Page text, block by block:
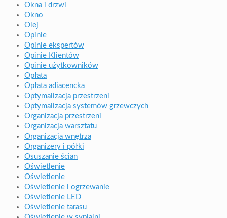
Okna i drzwi
Okno
Olej
Opinie
Opinie ekspertów
Opinie Klientów
Opinie użytkowników
Opłata
Opłata adiacencka
Optymalizacja przestrzeni
Optymalizacja systemów grzewczych
Organizacja przestrzeni
Organizacja warsztatu
Organizacja wnętrza
Organizery i półki
Osuszanie ścian
Oświetlenie
Oświetlenie
Oświetlenie i ogrzewanie
Oświetlenie LED
Oświetlenie tarasu